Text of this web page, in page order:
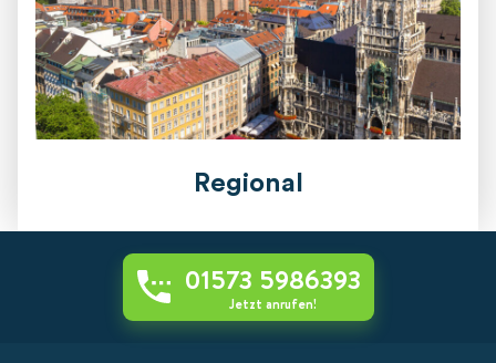
Regional
01573 5986393
Jetzt anrufen!